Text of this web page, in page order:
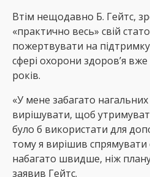
Втім нещодавно Б. Гейтс,
«практично весь» свій
пожертвувати на підтримку
сфері охорони здоров’я
років.
«У мене забагато
вирішувати, щоб
було б використати для
тому я вирішив спрямувати
набагато швидше, ніж
заявив Гейтс.